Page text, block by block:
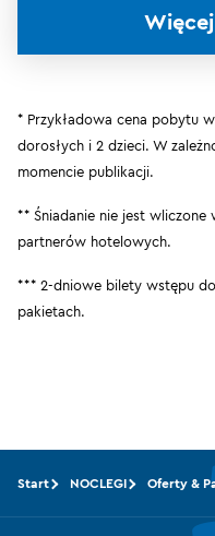
* Przykładowa cena pobytu
dorosłych i 2 dzieci. W
momencie publikacji.
** Śniadanie nie jest
partnerów hotelowych.
*** 2-dniowe bilety wstępu
pakietach.
Start NOCLEGI Oferty &